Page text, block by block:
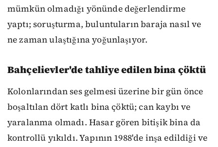
mümkün olmadığı yönünde değerlendirme
yaptı; soruşturma, buluntuların baraja nasıl ve
ne zaman ulaştığına yoğunlaşıyor.
Bahçelievler'de tahliye edilen bina çöktü
Kolonlarından ses gelmesi üzerine bir gün önce
boşaltılan dört katlı bina çöktü; can kaybı ve
yaralanma olmadı. Hasar gören bitişik bina da
kontrollü yıkıldı. Yapının 1988'de inşa edildiği ve